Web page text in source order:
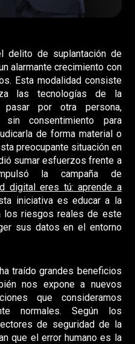
delito de suplantación de
alarmante crecimiento con
Esta modalidad consiste
las tecnologías de la
pasar por otra persona,
consentimiento para
de forma material o
preocupante situación en
sumar esfuerzos frente a
la campaña de
digital eres tú: aprende a
iniciativa es educar a la
los riesgos reales de este
sus datos en el entorno
traído grandes beneficios
nos expone a nuevos
que consideramos
normales. Según los
de seguridad de la
que el error humano es la